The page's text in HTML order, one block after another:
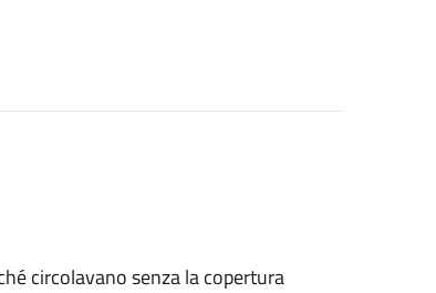
circolavano senza la copertura